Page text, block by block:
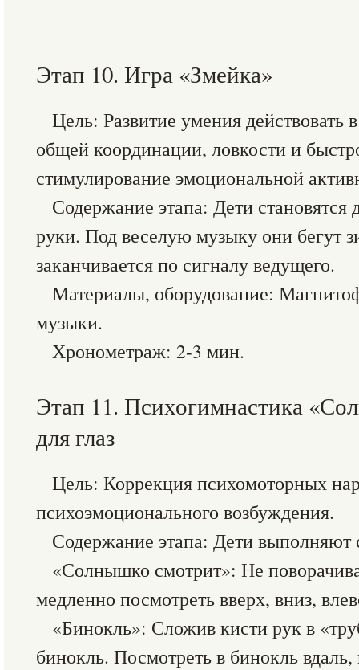
Этап 10. Игра «Змейка»
Цель: Развитие умения действовать
общей координации, ловкости и
стимулирование эмоциональной
Содержание этапа: Дети становятся
руки. Под веселую музыку они бегут
заканчивается по сигналу ведущего.
Материалы, оборудование:
музыки.
Хронометраж: 2-3 мин.
Этап 11. Психогимнастика
для глаз
Цель: Коррекция психомоторных
психоэмоционального возбуждения.
Содержание этапа: Дети
«Солнышко смотрит»: Не
медленно посмотреть вверх, вниз,
«Бинокль»: Сложив кисти рук в
бинокль. Посмотреть в бинокль